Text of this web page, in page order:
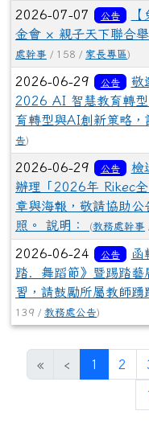
2026-07-07 公告
金會 × 親子天下聯合
處幹事 / 158 / 家長專區)
2026-06-29 公告
敬
2026 AI 智慧教育轉型
育轉型與AI創新策略，
告)
2026-06-29 公告
檢
辦理「2026年 Rikec
章與海報，敬請協助
照。 說明：
(教務處幹事
2026-06-24 公告
函
踏．舞蹈節》暨踢踏
習，請鼓勵所屬教師踴
139 / 教務處公告)
« ‹ 1 (目前頁
2